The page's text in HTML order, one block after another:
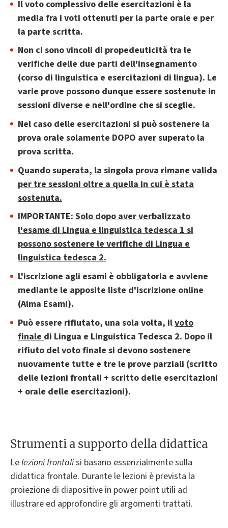
Il voto complessivo delle esercitazioni è la
media fra i voti ottenuti per la parte orale e per
la parte scritta.
Non ci sono vincoli di propedeuticità tra le
verifiche delle due parti dell'insegnamento
(corso di linguistica e esercitazioni di lingua). Le
varie prove possono dunque essere sostenute in
sessioni diverse e nell'ordine che si sceglie.
Nel caso delle esercitazioni si può sostenere la
prova orale solamente DOPO aver superato la
prova scritta.
Quando superata, la singola prova rimane valida
per tre sessioni oltre a quella in cui è stata
sostenuta.
IMPORTANTE: Solo dopo aver verbalizzato
l'esame di Lingua e linguistica tedesca 1 si
possono sostenere le verifiche di Lingua e
linguistica tedesca 2.
L'iscrizione agli esami è obbligatoria e avviene
mediante le apposite liste d'iscrizione online
(Alma Esami).
Può essere rifiutato, una sola volta, ilvoto
finale di Lingua e Linguistica Tedesca 2. Dopo il
rifiuto del voto finale si devono sostenere
nuovamente tutte e tre le prove parziali (scritto
delle lezioni frontali + scritto delle esercitazioni
+ orale delle esercitazioni).
Strumenti a supporto della didattica
Lelezioni frontalisi basano essenzialmente sulla
didattica frontale. Durante le lezioni è prevista la
proiezione di diapositive in power point utili ad
illustrare ed approfondire gli argomenti trattati.